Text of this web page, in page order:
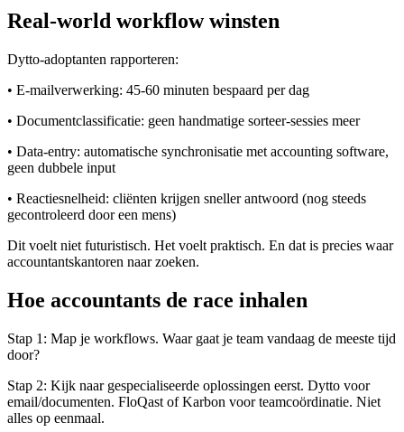
Real-world workflow winsten
Dytto-adoptanten rapporteren:
• E-mailverwerking: 45-60 minuten bespaard per dag
• Documentclassificatie: geen handmatige sorteer-sessies meer
• Data-entry: automatische synchronisatie met accounting software,
geen dubbele input
• Reactiesnelheid: cliënten krijgen sneller antwoord (nog steeds
gecontroleerd door een mens)
Dit voelt niet futuristisch. Het voelt praktisch. En dat is precies waar
accountantskantoren naar zoeken.
Hoe accountants de race inhalen
Stap 1: Map je workflows. Waar gaat je team vandaag de meeste tijd
door?
Stap 2: Kijk naar gespecialiseerde oplossingen eerst. Dytto voor
email/documenten. FloQast of Karbon voor teamcoördinatie. Niet
alles op eenmaal.